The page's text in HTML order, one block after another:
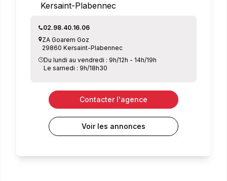
Kersaint-Plabennec
02.98.40.16.06
ZA Goarem Goz
29860 Kersaint-Plabennec
Du lundi au vendredi : 9h/12h - 14h/19h
Le samedi : 9h/18h30
Contacter l'agence
Voir les annonces